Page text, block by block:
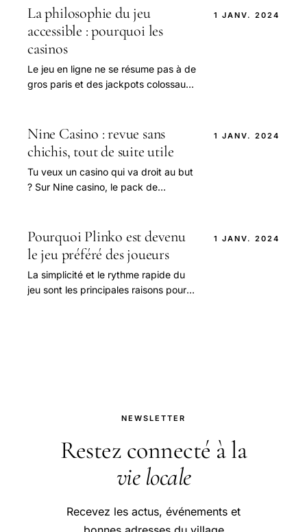
La philosophie du jeu
accessible : pourquoi les
casinos
Le jeu en ligne ne se résume pas à de
gros paris et des jackpots colossaux.
1 JANV. 2024
Nine Casino : revue sans
chichis, tout de suite utile
Tu veux un casino qui va droit au but
? Sur Nine casino, le pack de
1 JANV. 2024
Pourquoi Plinko est devenu
le jeu préféré des joueurs
La simplicité et le rythme rapide du
jeu sont les principales raisons pour
1 JANV. 2024
NEWSLETTER
Restez connecté à la
vie locale
Recevez les actus, événements et